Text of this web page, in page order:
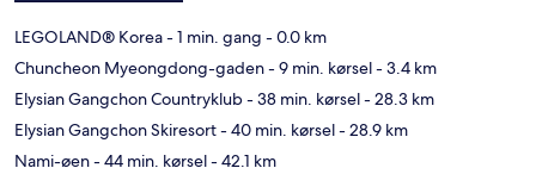
LEGOLAND® Korea- 1 min. gang - 0.0 km
Chuncheon Myeongdong-gaden- 9 min. kørsel- 3.4 km
Elysian Gangchon Countryklub- 38 min. kørsel- 28.3 km
Elysian Gangchon Skiresort- 40 min. kørsel- 28.9 km
Nami-øen- 44 min. kørsel- 42.1 km